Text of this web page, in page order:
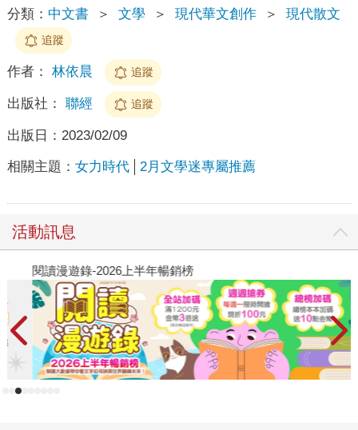
分類： 中文書 ＞ 文學 ＞ 現代華文創作 ＞ 現代散文
追蹤
作者： 林依晨 追蹤
出版社： 聯經 追蹤
出版日： 2023/02/09
相關主題： 女力時代 2月文學迷專屬推薦
活動訊息
閱讀漫遊錄-2026上半年暢銷榜